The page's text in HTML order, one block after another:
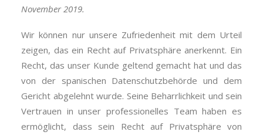
November 2019.
Wir können nur unsere Zufriedenheit mit dem Urteil
zeigen, das ein Recht auf Privatsphäre anerkennt. Ein
Recht, das unser Kunde geltend gemacht hat und das
von der spanischen Datenschutzbehörde und dem
Gericht abgelehnt wurde. Seine Beharrlichkeit und sein
Vertrauen in unser professionelles Team haben es
ermöglicht, dass sein Recht auf Privatsphäre von